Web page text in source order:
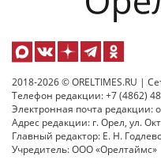
2018-2026 © ORELTIMES.RU |
Телефон редакции: +7 (4862)
Электронная почта редакции:
Адрес редакции: г. Орел, ул.
Главный редактор: Е. Н.
Учредитель: ООО «Орелтаймс»